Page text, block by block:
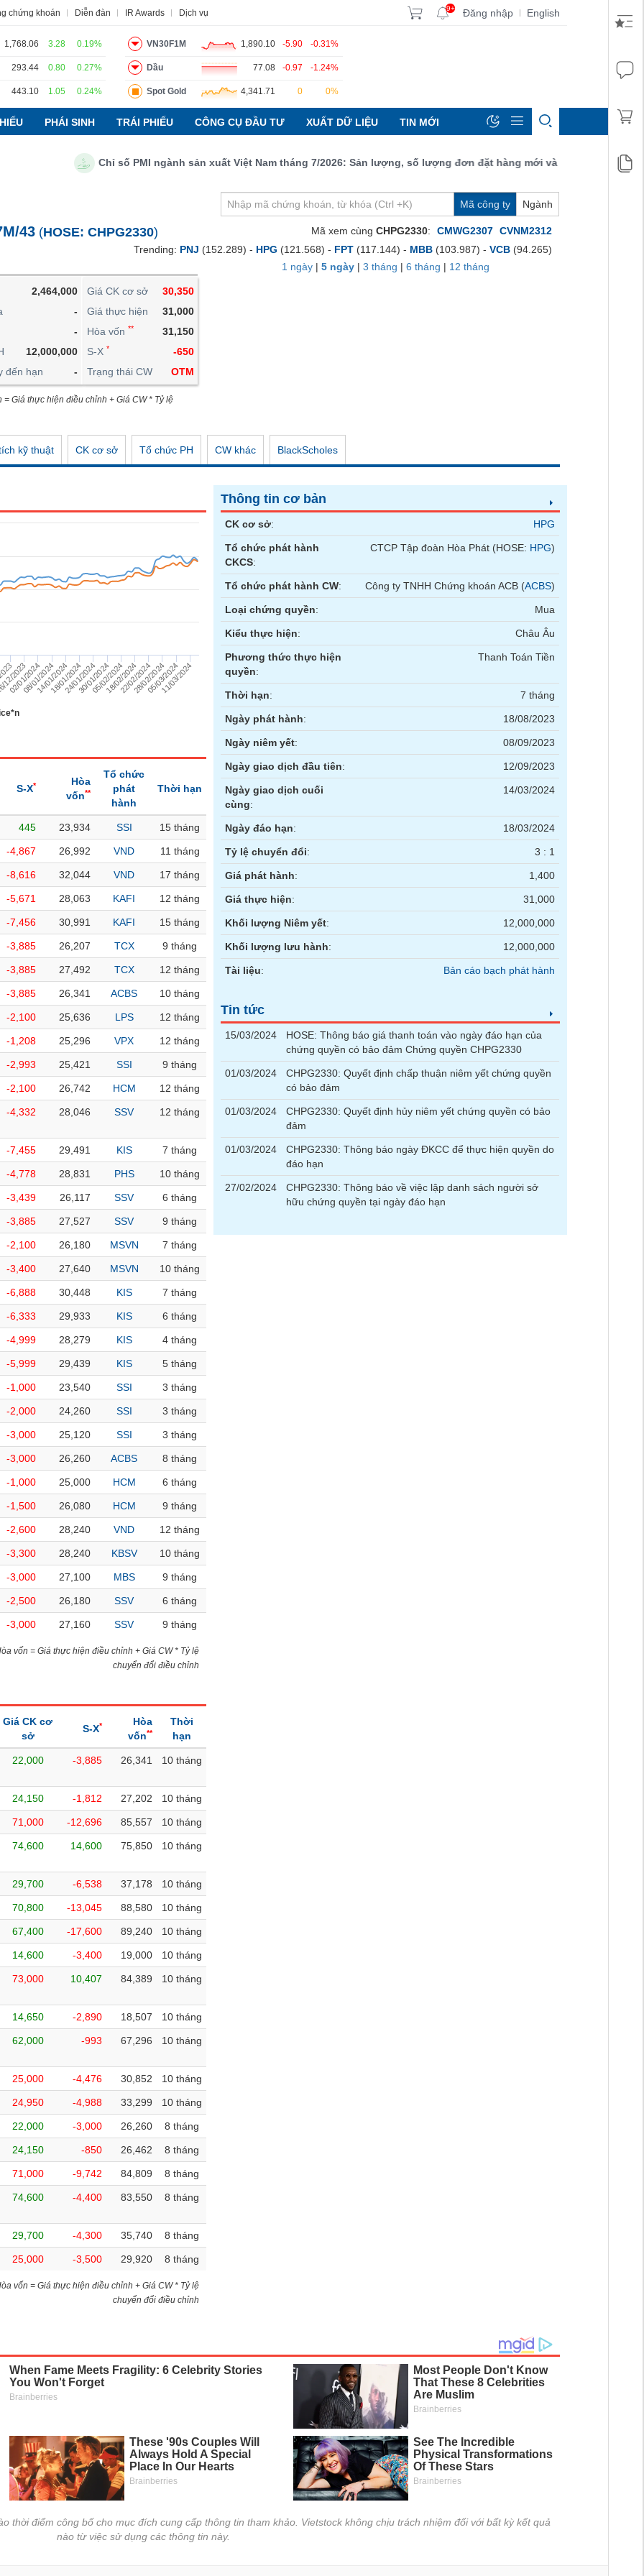
chứng khoán Diễn đàn IR Awards Dịch vụ 9+ Đăng nhập | English
1,768.06 3.28 0.19%
293.44 0.80 0.27%
443.10 1.05 0.24%
VN30F1M 1,890.10 -5.90 -0.31%
Dầu 77.08 -0.97 -1.24%
Spot Gold 4,341.71 0 0%
PHÁI SINH TRÁI PHIẾU CÔNG CỤ ĐẦU TƯ XUẤT DỮ LIỆU TIN MỚI
Chỉ số PMI ngành sản xuất Việt Nam tháng 7/2026: Sản lượng, số lượng đơn đặt hàng mới và xuất khẩu đều tăng
Mã công ty Ngành
43 (HOSE: CHPG2330)
2,464,000
-
-
12,000,000
đến hạn
-
Giá CK cơ sở
30,350
Giá thực hiện
31,000
Hòa vốn **
31,150
S-X *
-650
Trạng thái CW
OTM
Giá thực hiện điều chỉnh + Giá CW * Tỷ lệ
Mã xem cùng CHPG2330: CMWG2307 CVNM2312
Trending: PNJ (152.289) - HPG (121.568) - FPT (117.144) - MBB (103.987) - VCB (94.265)
1 ngày | 5 ngày | 3 tháng | 6 tháng | 12 tháng
kỹ thuật CK cơ sở Tổ chức PH CW khác BlackScholes
2023
02/01/2024
08/01/2024
14/01/2024
18/01/2024
24/01/2024
30/01/2024
05/02/2024
18/02/2024
22/02/2024
28/02/2024
05/03/2024
11/03/2024
S-X*
Hòa
vốn**
Tổ chức
phát
hành
Thời hạn
445 23,934 SSI 15 tháng
-4,867 26,992 VND 11 tháng
-8,616 32,044 VND 17 tháng
-5,671 28,063 KAFI 12 tháng
-7,456 30,991 KAFI 15 tháng
-3,885 26,207 TCX 9 tháng
-3,885 27,492 TCX 12 tháng
-3,885 26,341 ACBS 10 tháng
-2,100 25,636 LPS 12 tháng
-1,208 25,296 VPX 12 tháng
-2,993 25,421 SSI 9 tháng
-2,100 26,742 HCM 12 tháng
-4,332 28,046 SSV 12 tháng
-7,455 29,491 KIS 7 tháng
-4,778 28,831 PHS 10 tháng
-3,439 26,117 SSV 6 tháng
-3,885 27,527 SSV 9 tháng
-2,100 26,180 MSVN 7 tháng
-3,400 27,640 MSVN 10 tháng
-6,888 30,448 KIS 7 tháng
-6,333 29,933 KIS 6 tháng
-4,999 28,279 KIS 4 tháng
-5,999 29,439 KIS 5 tháng
-1,000 23,540 SSI 3 tháng
-2,000 24,260 SSI 3 tháng
-3,000 25,120 SSI 3 tháng
-3,000 26,260 ACBS 8 tháng
-1,000 25,000 HCM 6 tháng
-1,500 26,080 HCM 9 tháng
-2,600 28,240 VND 12 tháng
-3,300 28,240 KBSV 10 tháng
-3,000 27,100 MBS 9 tháng
-2,500 26,180 SSV 6 tháng
-3,000 27,160 SSV 9 tháng
vốn = Giá thực hiện điều chỉnh + Giá CW * Tỷ lệ
chuyển đổi điều chỉnh
Giá CK cơ
sở
S-X*
Hòa
vốn**
Thời
hạn
22,000 -3,885 26,341 10 tháng
24,150 -1,812 27,202 10 tháng
71,000 -12,696 85,557 10 tháng
74,600 14,600 75,850 10 tháng
29,700 -6,538 37,178 10 tháng
70,800 -13,045 88,580 10 tháng
67,400 -17,600 89,240 10 tháng
14,600 -3,400 19,000 10 tháng
73,000 10,407 84,389 10 tháng
14,650 -2,890 18,507 10 tháng
62,000 -993 67,296 10 tháng
25,000 -4,476 30,852 10 tháng
24,950 -4,988 33,299 10 tháng
22,000 -3,000 26,260 8 tháng
24,150 -850 26,462 8 tháng
71,000 -9,742 84,809 8 tháng
74,600 -4,400 83,550 8 tháng
29,700 -4,300 35,740 8 tháng
25,000 -3,500 29,920 8 tháng
vốn = Giá thực hiện điều chỉnh + Giá CW * Tỷ lệ
chuyển đổi điều chỉnh
Thông tin cơ bản
CK cơ sở: HPG
Tổ chức phát hành
CKCS:
CTCP Tập đoàn Hòa Phát (HOSE: HPG)
Tổ chức phát hành CW: Công ty TNHH Chứng khoán ACB (ACBS)
Loại chứng quyền: Mua
Kiểu thực hiện: Châu Âu
Phương thức thực hiện
quyền:
Thanh Toán Tiền
Thời hạn: 7 tháng
Ngày phát hành: 18/08/2023
Ngày niêm yết: 08/09/2023
Ngày giao dịch đầu tiên: 12/09/2023
Ngày giao dịch cuối
cùng:
14/03/2024
Ngày đáo hạn: 18/03/2024
Tỷ lệ chuyển đổi: 3 : 1
Giá phát hành: 1,400
Giá thực hiện: 31,000
Khối lượng Niêm yết: 12,000,000
Khối lượng lưu hành: 12,000,000
Tài liệu: Bản cáo bạch phát hành
Tin tức
15/03/2024
HOSE: Thông báo giá thanh toán vào ngày đáo hạn của
chứng quyền có bảo đảm Chứng quyền CHPG2330
01/03/2024
CHPG2330: Quyết định chấp thuận niêm yết chứng quyền
có bảo đảm
01/03/2024
CHPG2330: Quyết định hủy niêm yết chứng quyền có bảo
đảm
01/03/2024
CHPG2330: Thông báo ngày ĐKCC để thực hiện quyền do
đáo hạn
27/02/2024
CHPG2330: Thông báo về việc lập danh sách người sở
hữu chứng quyền tại ngày đáo hạn
thời điểm công bố cho mục đích cung cấp thông tin tham khảo. Vietstock không chịu trách nhiệm đối với bất kỳ kết quả
nào từ việc sử dụng các thông tin này.
Tin tức Báo cáo phân tích Thuật ngữ Dịch vụ
DOANH NGHIỆP
PHÁI SINH
TRÁI PHIẾU
CÔNG CỤ ĐẦU TƯ
XUẤT DỮ LIỆU
TIN MỚI
Hợp đồng tương lai Trái phiếu